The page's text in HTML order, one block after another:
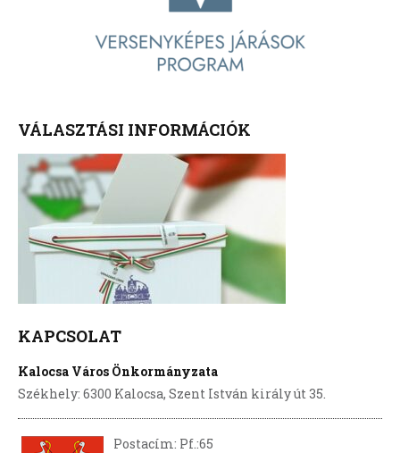
VÁLASZTÁSI INFORMÁCIÓK
KAPCSOLAT
Kalocsa Város Önkormányzata
Székhely: 6300 Kalocsa, Szent István király út 35.
Postacím: Pf.:65